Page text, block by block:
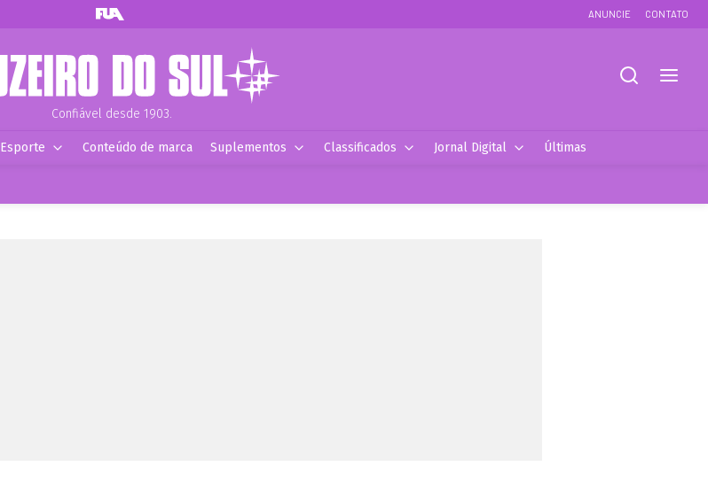
ANUNCIE CONTATO
Confiável desde 1903.
Esporte Conteúdo de marca Suplementos Classificados Jornal Digital Últimas